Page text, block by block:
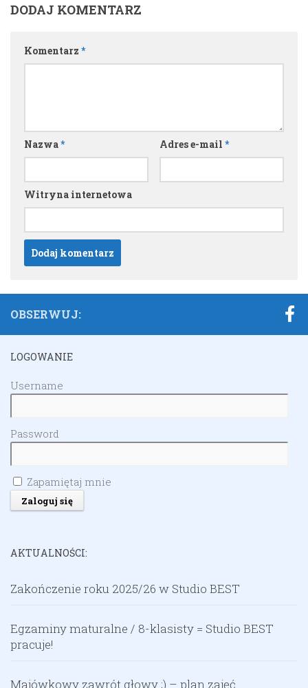
DODAJ KOMENTARZ
Komentarz *
Nazwa* Adres e-mail *
Witryna internetowa
OBSERWUJ:
LOGOWANIE
Username
Password
Zapamiętaj mnie
AKTUALNOŚCI:
Zakończenie roku 2025/26 w Studio BEST
Egzaminy maturalne / 8-klasisty = Studio BEST
pracuje!
Majówkowy zawrót głowy ;) – plan zajęć.